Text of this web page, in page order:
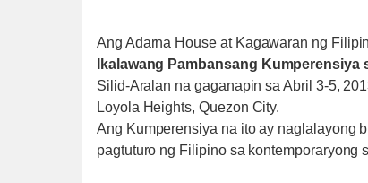
Ang Adarna House at Kagawaran ng
Ikalawang Pambansang
Silid-Aralan na gaganapin sa Abril 3-5,
Loyola Heights, Quezon City.
Ang Kumperensiya na ito ay naglalayong
pagtuturo ng Filipino sa kontemporaryong